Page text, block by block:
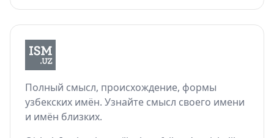
Полный смысл, происхождение, формы
узбекских имён. Узнайте смысл своего имени
и имён близких.